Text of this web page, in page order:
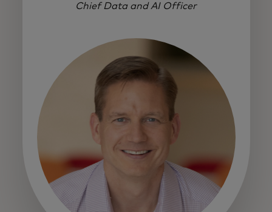
Chief Data and AI Officer